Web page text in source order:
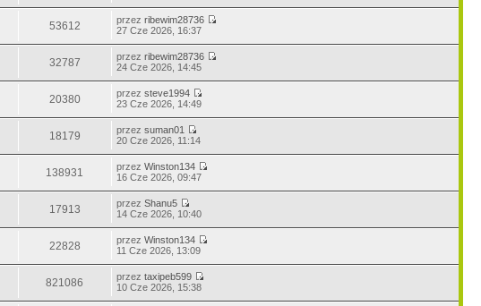
53612 przezribewim28736
27 Cze 2026, 16:37
32787 przezribewim28736
24 Cze 2026, 14:45
20380 przezsteve1994
23 Cze 2026, 14:49
18179 przezsuman01
20 Cze 2026, 11:14
138931 przezWinston134
16 Cze 2026, 09:47
17913 przezShanu5
14 Cze 2026, 10:40
22828 przezWinston134
11 Cze 2026, 13:09
821086 przeztaxipeb599
10 Cze 2026, 15:38